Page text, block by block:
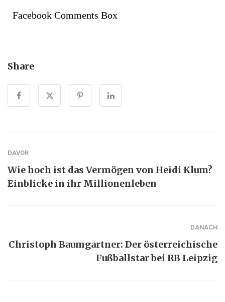
Facebook Comments Box
Share
DAVOR
Wie hoch ist das Vermögen von Heidi Klum?
Einblicke in ihr Millionenleben
DANACH
Christoph Baumgartner: Der österreichische
Fußballstar bei RB Leipzig